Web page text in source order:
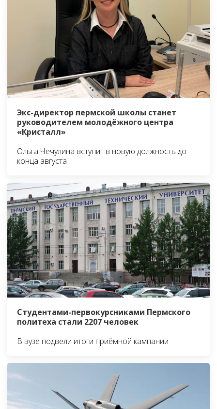
Экс-директор пермской школы станет
руководителем молодёжного центра
«Кристалл»
Ольга Чечулина вступит в новую должность до
конца августа
Студентами-первокурсниками Пермского
политеха стали 2207 человек
В вузе подвели итоги приёмной кампании